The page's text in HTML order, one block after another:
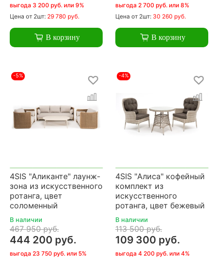
выгода 3 200 руб. или 9%
Цена от 2шт: 29 780 руб.
В корзину
выгода 2 700 руб. или 8%
Цена от 2шт: 30 260 руб.
В корзину
-5%
4SIS "Аликанте" лаунж-
зона из искусственного
ротанга, цвет
соломенный
В наличии
467 950 руб.
444 200 руб.
выгода 23 750 руб. или 5%
-4%
4SIS "Алиса" кофейный
комплект из
искусственного
ротанга, цвет бежевый
В наличии
113 500 руб.
109 300 руб.
выгода 4 200 руб. или 4%